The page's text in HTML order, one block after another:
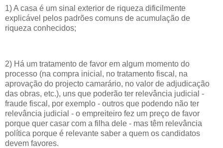
1) A casa é um sinal exterior de riqueza dificilmente
explicável pelos padrões comuns de acumulação de
riqueza conhecidos;
2) Há um tratamento de favor em algum momento do
processo (na compra inicial, no tratamento fiscal, na
aprovação do projecto camarário, no valor de adjudicação
das obras, etc.), uns que poderão ter relevância judicial -
fraude fiscal, por exemplo - outros que podendo não ter
relevância judicial - o empreiteiro fez um preço de favor
porque quer casar com a filha dele - mas têm relevância
política porque é relevante saber a quem os candidatos
devem favores.